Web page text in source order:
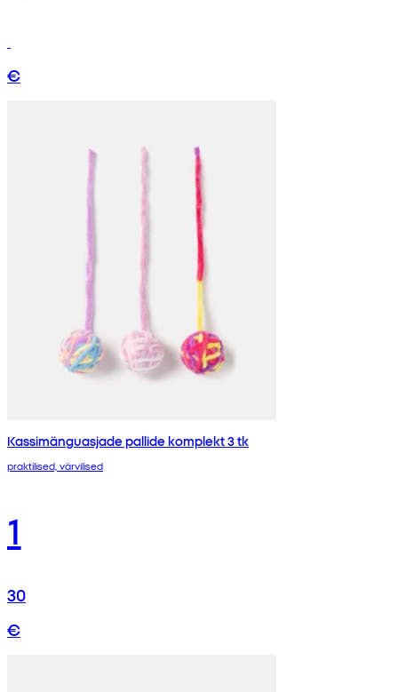
€
Kassimänguasjade pallide komplekt 3 tk
praktilised, värvilised
1
30
€